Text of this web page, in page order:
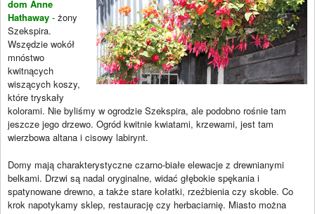
dom Anne
Hathaway - żony
Szekspira.
Wszędzie wokół
mnóstwo
kwitnących
wiszących koszy,
które tryskały
kolorami. Nie byliśmy w ogrodzie Szekspira, ale podobno rośnie tam
jeszcze jego drzewo. Ogród kwitnie kwiatami, krzewami, jest tam
wierzbowa altana i cisowy labirynt.
Domy mają charakterystyczne czarno-białe elewacje z drewnianymi
belkami. Drzwi są nadal oryginalne, widać głębokie spękania i
spatynowane drewno, a także stare kołatki, rzeźbienia czy skoble. Co
krok napotykamy sklep, restaurację czy herbaciarnię. Miasto można